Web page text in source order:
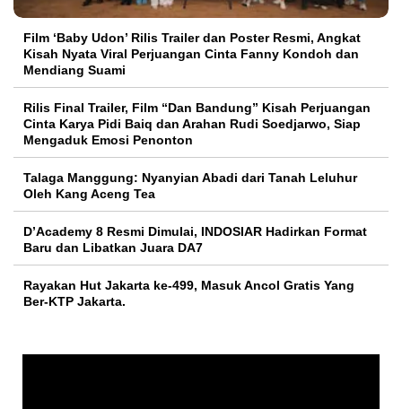
Film ‘Baby Udon’ Rilis Trailer dan Poster Resmi, Angkat
Kisah Nyata Viral Perjuangan Cinta Fanny Kondoh dan
Mendiang Suami
Rilis Final Trailer, Film “Dan Bandung” Kisah Perjuangan
Cinta Karya Pidi Baiq dan Arahan Rudi Soedjarwo, Siap
Mengaduk Emosi Penonton
Talaga Manggung: Nyanyian Abadi dari Tanah Leluhur
Oleh Kang Aceng Tea
D’Academy 8 Resmi Dimulai, INDOSIAR Hadirkan Format
Baru dan Libatkan Juara DA7
Rayakan Hut Jakarta ke-499, Masuk Ancol Gratis Yang
Ber-KTP Jakarta.